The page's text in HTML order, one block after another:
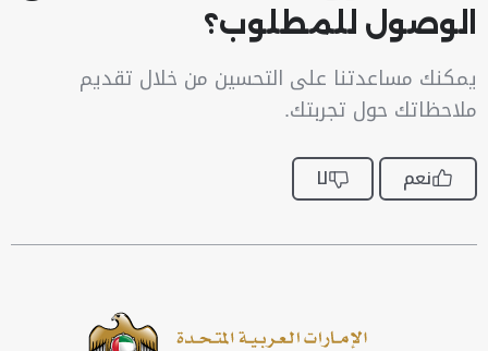
الوصول للمطلوب؟
يمكنك مساعدتنا على التحسين من خلال تقديم
ملاحظاتك حول تجربتك.
نعم لا